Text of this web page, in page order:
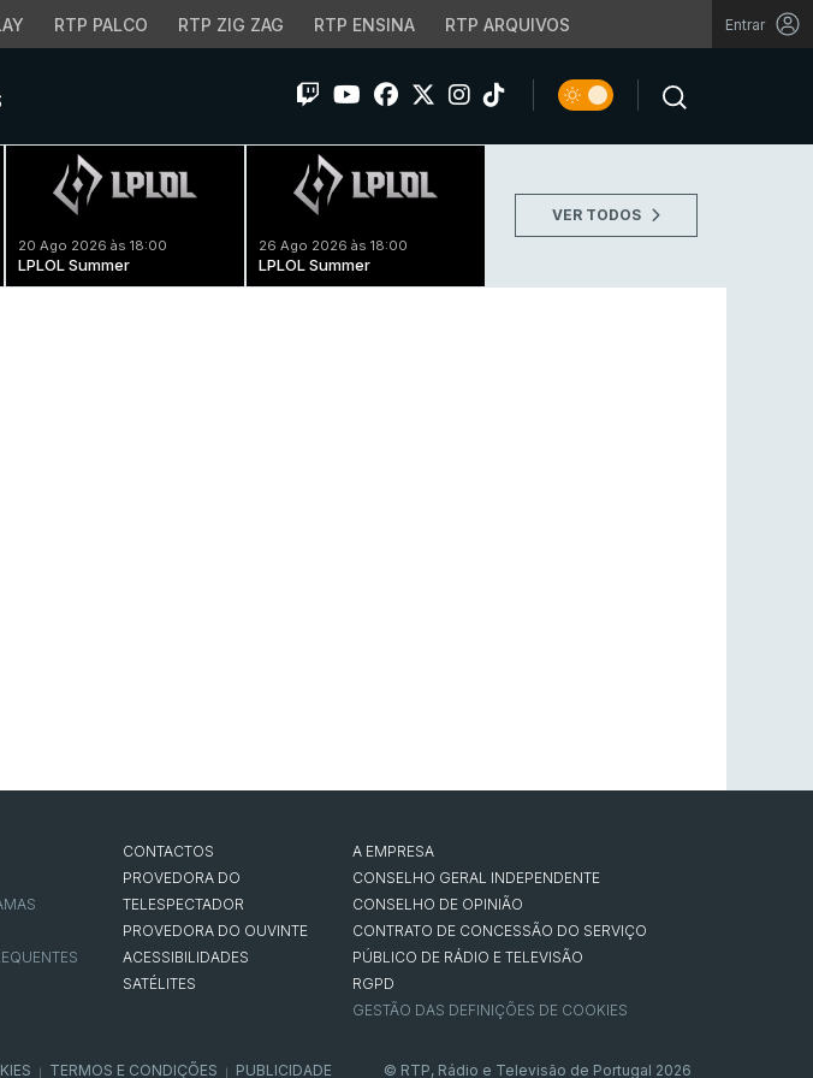
RTP PALCO RTP ZIG ZAG RTP ENSINA RTP ARQUIVOS Entrar
20 Ago 2026 às 18:00
LPLOL Summer
26 Ago 2026 às 18:00
LPLOL Summer
VER TODOS
CONTACTOS
PROVEDORA DO
TELESPECTADOR
PROVEDORA DO OUVINTE
ACESSIBILIDADES
SATÉLITES
A EMPRESA
CONSELHO GERAL INDEPENDENTE
CONSELHO DE OPINIÃO
CONTRATO DE CONCESSÃO DO SERVIÇO
PÚBLICO DE RÁDIO E TELEVISÃO
RGPD
GESTÃO DAS DEFINIÇÕES DE COOKIES
TERMOS E CONDIÇÕES PUBLICIDADE © RTP, Rádio e Televisão de Portugal 2026